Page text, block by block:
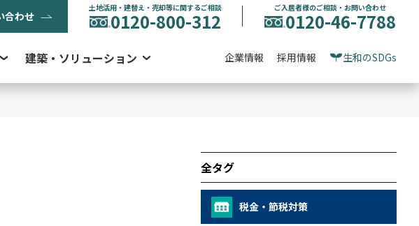
合わせ
土地活用・建替え・売却等に関するご相談
0120-800-312
ご入居者様のご相談・お問い合わせ
0120-46-7788
建築・ソリューション 企業情報 採用情報 生和のSDGs
全タグ
税金・節税対策